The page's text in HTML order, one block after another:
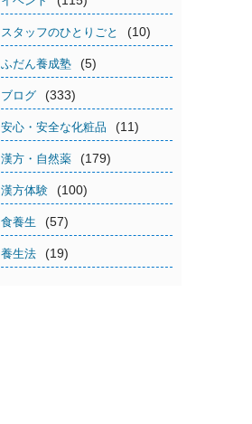
スタッフのひとりごと (10)
ふだん養成塾 (5)
ブログ (333)
安心・安全な化粧品 (11)
漢方・自然薬 (179)
漢方体験 (100)
食養生 (57)
養生法 (19)